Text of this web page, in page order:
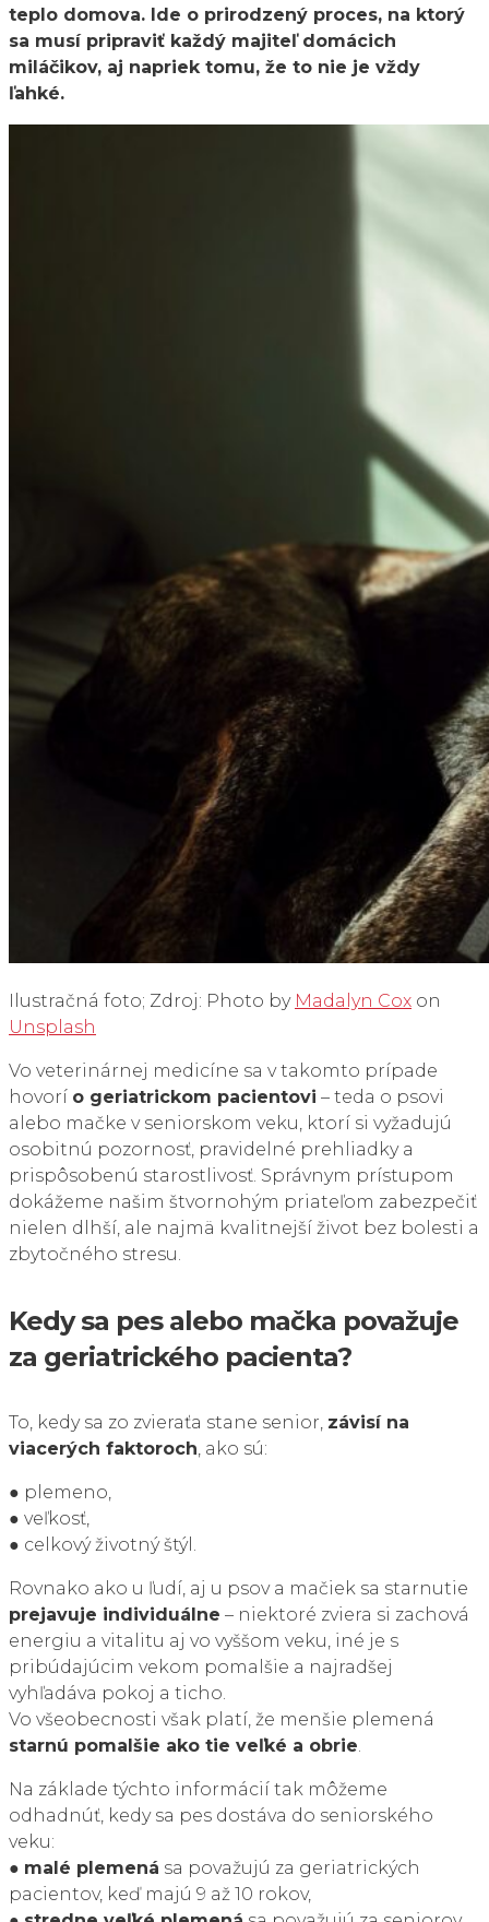
teplo domova. Ide o prirodzený proces, na ktorý
sa musí pripraviť každý majiteľ domácich
miláčikov, aj napriek tomu, že to nie je vždy
ľahké.
Ilustračná foto; Zdroj: Photo by Madalyn Cox on
Unsplash
Vo veterinárnej medicíne sa v takomto prípade
hovorí o geriatrickom pacientovi – teda o psovi
alebo mačke v seniorskom veku, ktorí si vyžadujú
osobitnú pozornosť, pravidelné prehliadky a
prispôsobenú starostlivosť. Správnym prístupom
dokážeme našim štvornohým priateľom zabezpečiť
nielen dlhší, ale najmä kvalitnejší život bez bolesti a
zbytočného stresu.
Kedy sa pes alebo mačka považuje
za geriatrického pacienta?
To, kedy sa zo zvieraťa stane senior, závisí na
viacerých faktoroch , ako sú:
● plemeno,
● veľkosť,
● celkový životný štýl.
Rovnako ako u ľudí, aj u psov a mačiek sa starnutie
prejavuje individuálne – niektoré zviera si zachová
energiu a vitalitu aj vo vyššom veku, iné je s
pribúdajúcim vekom pomalšie a najradšej
vyhľadáva pokoj a ticho.
Vo všeobecnosti však platí, že menšie plemená
starnú pomalšie ako tie veľké a obrie
Na základe týchto informácií tak môžeme
odhadnúť, kedy sa pes dostáva do seniorského
veku:
● malé plemená sa považujú za geriatrických
pacientov, keď majú 9 až 10 rokov,